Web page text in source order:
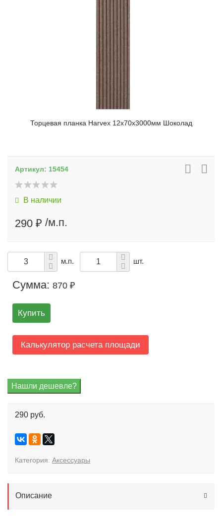
Торцевая планка Harvex 12х70х3000мм Шоколад
Артикул: 15454
В наличии
290 ₽ /м.п.
м.п. шт.
Сумма: 870 ₽
Купить
Калькулятор расчета площади
290 руб.
Категория: Аксессуары
Описание